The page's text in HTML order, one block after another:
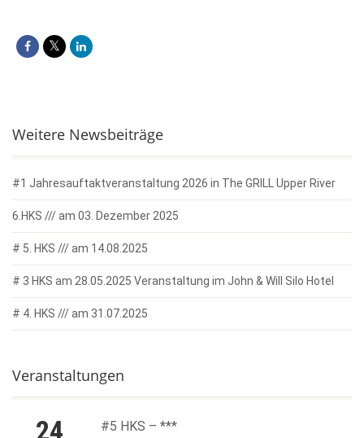
Weitere Newsbeiträge
#1 Jahresauftaktveranstaltung 2026 in The GRILL Upper River
6.HKS /// am 03. Dezember 2025
# 5. HKS /// am 14.08.2025
# 3 HKS am 28.05.2025 Veranstaltung im John & Will Silo Hotel
# 4. HKS /// am 31.07.2025
Veranstaltungen
24 #5 HKS – ***